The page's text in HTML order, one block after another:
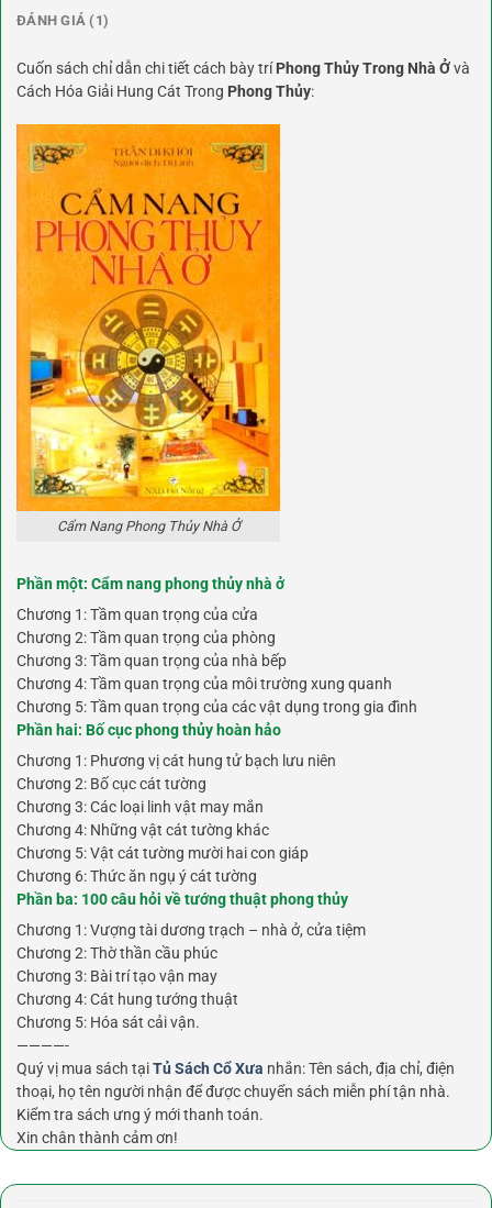
ĐÁNH GIÁ (1)
Cuốn sách chỉ dẫn chi tiết cách bày tríPhong Thủy Trong Nhà Ởvà
Cách Hóa Giải Hung Cát Trong Phong Thủy:
Cẩm Nang Phong Thủy Nhà Ở
Phần một: Cẩm nang phong thủy nhà ở
Chương 1: Tầm quan trọng của cửa
Chương 2: Tầm quan trọng của phòng
Chương 3: Tầm quan trọng của nhà bếp
Chương 4: Tầm quan trọng của môi trường xung quanh
Chương 5: Tầm quan trọng của các vật dụng trong gia đình
Phần hai: Bố cục phong thủy hoàn hảo
Chương 1: Phương vị cát hung tử bạch lưu niên
Chương 2: Bố cục cát tường
Chương 3: Các loại linh vật may mắn
Chương 4: Những vật cát tường khác
Chương 5: Vật cát tường mười hai con giáp
Chương 6: Thức ăn ngụ ý cát tường
Phần ba: 100 câu hỏi về tướng thuật phong thủy
Chương 1: Vượng tài dương trạch – nhà ở, cửa tiệm
Chương 2: Thờ thần cầu phúc
Chương 3: Bài trí tạo vận may
Chương 4: Cát hung tướng thuật
Chương 5: Hóa sát cải vận.
————-
Quý vị mua sách tạiTủ Sách Cổ Xưa nhắn: Tên sách, địa chỉ, điện
thoại, họ tên người nhận để được chuyển sách miễn phí tận nhà.
Kiểm tra sách ưng ý mới thanh toán.
Xin chân thành cảm ơn!